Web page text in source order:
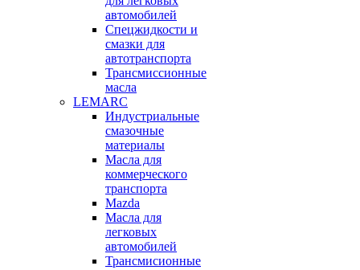
автомобилей
Спецжидкости и
смазки для
автотранспорта
Трансмиссионные
масла
LEMARC
Индустриальные
смазочные
материалы
Масла для
коммерческого
транспорта
Mazda
Масла для
легковых
автомобилей
Трансмисионные